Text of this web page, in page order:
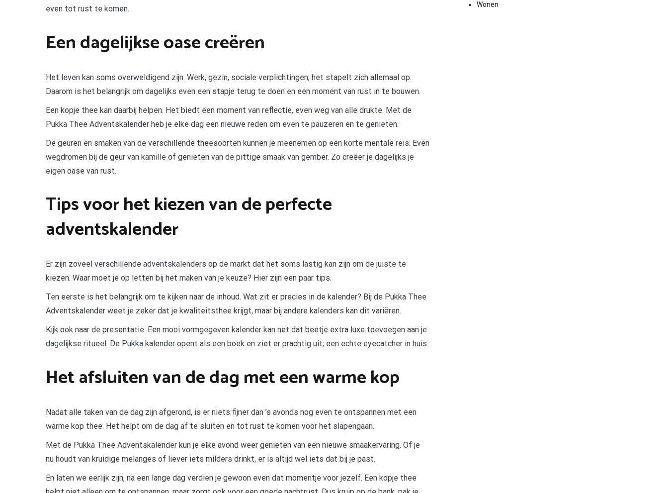
even tot rust te komen.
Een dagelijkse oase creëren
Het leven kan soms overweldigend zijn. Werk, gezin, sociale verplichtingen; het stapelt zich allemaal op.
Daarom is het belangrijk om dagelijks even een stapje terug te doen en een moment van rust in te bouwen.
Een kopje thee kan daarbij helpen. Het biedt een moment van reflectie, even weg van alle drukte. Met de
Pukka Thee Adventskalender heb je elke dag een nieuwe reden om even te pauzeren en te genieten.
De geuren en smaken van de verschillende theesoorten kunnen je meenemen op een korte mentale reis. Even
wegdromen bij de geur van kamille of genieten van de pittige smaak van gember. Zo creëer je dagelijks je
eigen oase van rust.
Tips voor het kiezen van de perfecte
adventskalender
Er zijn zoveel verschillende adventskalenders op de markt dat het soms lastig kan zijn om de juiste te
kiezen. Waar moet je op letten bij het maken van je keuze? Hier zijn een paar tips.
Ten eerste is het belangrijk om te kijken naar de inhoud. Wat zit er precies in de kalender? Bij de Pukka Thee
Adventskalender weet je zeker dat je kwaliteitsthee krijgt, maar bij andere kalenders kan dit variëren.
Kijk ook naar de presentatie. Een mooi vormgegeven kalender kan net dat beetje extra luxe toevoegen aan je
dagelijkse ritueel. De Pukka kalender opent als een boek en ziet er prachtig uit; een echte eyecatcher in huis.
Het afsluiten van de dag met een warme kop
Nadat alle taken van de dag zijn afgerond, is er niets fijner dan ’s avonds nog even te ontspannen met een
warme kop thee. Het helpt om de dag af te sluiten en tot rust te komen voor het slapengaan.
Met de Pukka Thee Adventskalender kun je elke avond weer genieten van een nieuwe smaakervaring. Of je
nu houdt van kruidige melanges of liever iets milders drinkt, er is altijd wel iets dat bij je past.
En laten we eerlijk zijn, na een lange dag verdien je gewoon even dat momentje voor jezelf. Een kopje thee
Wonen